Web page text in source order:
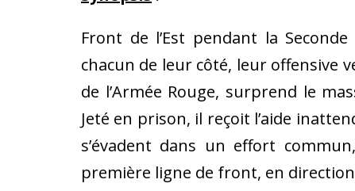
Front de l’Est pendant la
chacun de leur côté, leur offensive
de l’Armée Rouge, surprend le
Jeté en prison, il reçoit l’aide
s’évadent dans un effort
première ligne de front, en